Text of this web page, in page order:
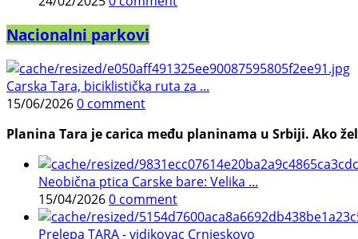
Nacionalni parkovi
Carska Tara, biciklistička ruta za ...
15/06/20260 comment
Planina Tara je carica među planinama u Srbiji. Ako
Neobična ptica Carske bare: Velika ...
15/04/20260 comment
Prelepa TARA - vidikovac Crnjeskovo